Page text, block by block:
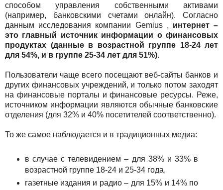
способом управления собственными активами
(например, банковскими счетами онлайн). Согласно
данным исследования компании Gemius , интернет –
это главный источник информации о финансовых
продуктах (данные в возрастной группе 18-24 лет
для 54%, и в группе 25-34 лет для 51%).
Пользователи чаще всего посещают веб-сайты банков и
других финансовых учреждений, и только потом заходят
на финансовые порталы и финансовые ресурсы. Реже,
источником информации являются обычные банковские
отделения (для 32% и 40% посетителей соответственно).
То же самое наблюдается и в традиционных медиа:
в случае с телевидением – для 38% и 33% в
возрастной группе 18-24 и 25-34 года,
газетные издания и радио – для 15% и 14% по